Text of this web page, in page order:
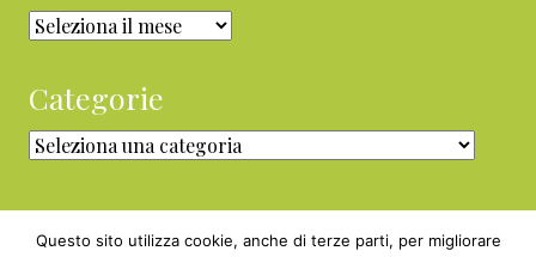
Archivi
Categorie
Categorie
Questo sito utilizza cookie, anche di terze parti, per migliorare